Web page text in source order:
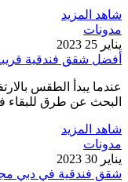
شاهد المزيد
مدونات
يناير 25 2023
أفضل شقق فندقية قريبة
عندما يبدأ الطقس
البحث عن طرق للبقاء
شاهد المزيد
مدونات
يناير 30 2023
شقق فندقية في دبي